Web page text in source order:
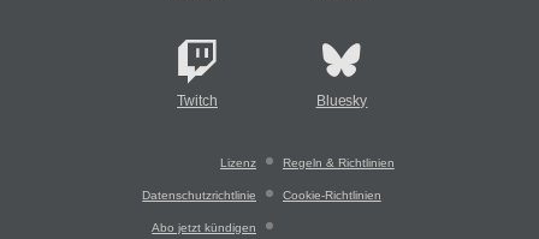
Twitch Bluesky
Lizenz Regeln & Richtlinien
Datenschutzrichtlinie Cookie-Richtlinien
Abo jetzt kündigen